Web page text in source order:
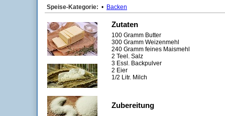
Speise-Kategorie: • Backen
Zutaten
100 Gramm Butter
300 Gramm Weizenmehl
240 Gramm feines Maismehl
2 Teel. Salz
3 Essl. Backpulver
2 Eier
1/2 Litr. Milch
Zubereitung